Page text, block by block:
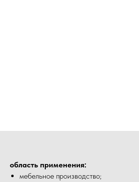
область применения:
мебельное производство;